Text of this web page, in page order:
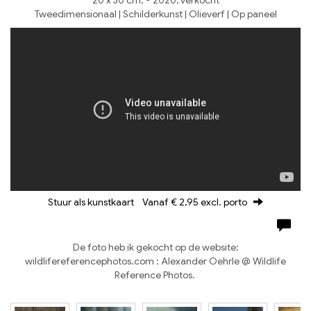
Tweedimensionaal | Schilderkunst | Olieverf | Op paneel
Stuur als kunstkaart Vanaf € 2,95 excl. porto
De foto heb ik gekocht op de website:
wildlifereferencephotos.com : Alexander Oehrle @ Wildlife
Reference Photos.